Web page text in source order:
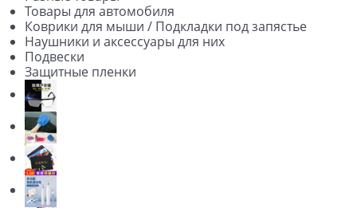
Товары для автомобиля
Коврики для мыши / Подкладки под запястье
Наушники и аксессуары для них
Подвески
Защитные пленки